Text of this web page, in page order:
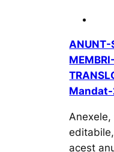
ANUNT-
acest